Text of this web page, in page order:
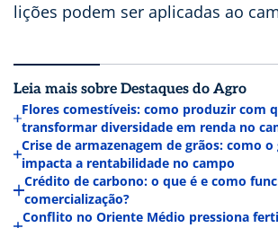
lições podem ser aplicadas ao
Leia mais sobre Destaques do Agro
Flores comestíveis: como produzir com
transformar diversidade em renda no
Crise de armazenagem de grãos: como
impacta a rentabilidade no campo
Crédito de carbono: o que é e como
comercialização?
Conflito no Oriente Médio pressiona